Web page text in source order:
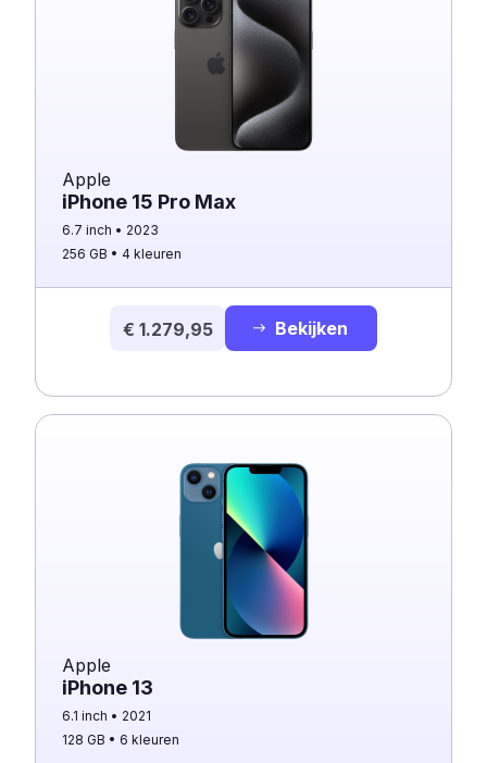
Apple
iPhone 15 Pro Max
6.7 inch
2023
256 GB
4 kleuren
€ 1.279,95 Bekijken
Apple
iPhone 13
6.1 inch
2021
128 GB
6 kleuren